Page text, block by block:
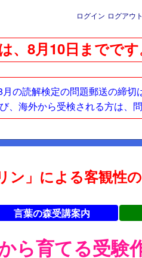
ログイン ログアウト
、8月10日までで
月の読解検定の問題郵送の締切
、海外から受検される方は、
ン」による客観性
言葉の森受講案内
ら育てる受験